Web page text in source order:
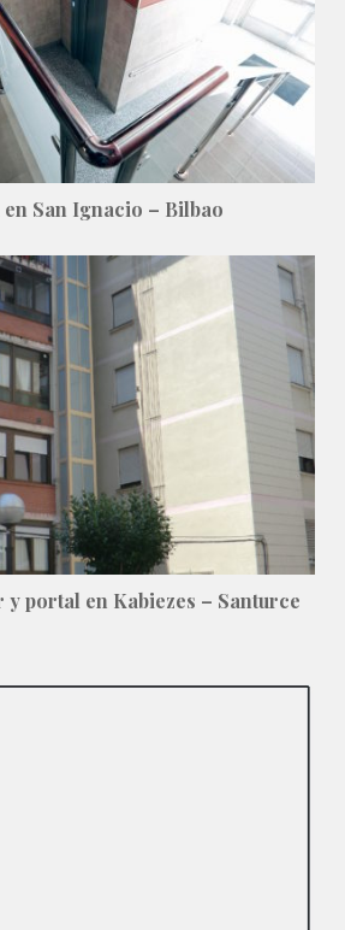
San Ignacio – Bilbao
portal en Kabiezes – Santurce